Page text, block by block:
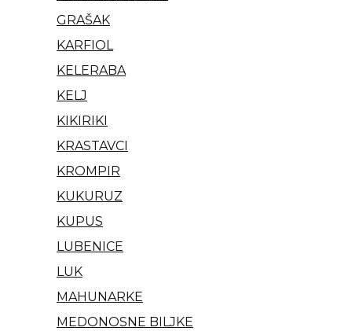
GRAŠAK
KARFIOL
KELERABA
KELJ
KIKIRIKI
KRASTAVCI
KROMPIR
KUKURUZ
KUPUS
LUBENICE
LUK
MAHUNARKE
MEDONOSNE BILJKE